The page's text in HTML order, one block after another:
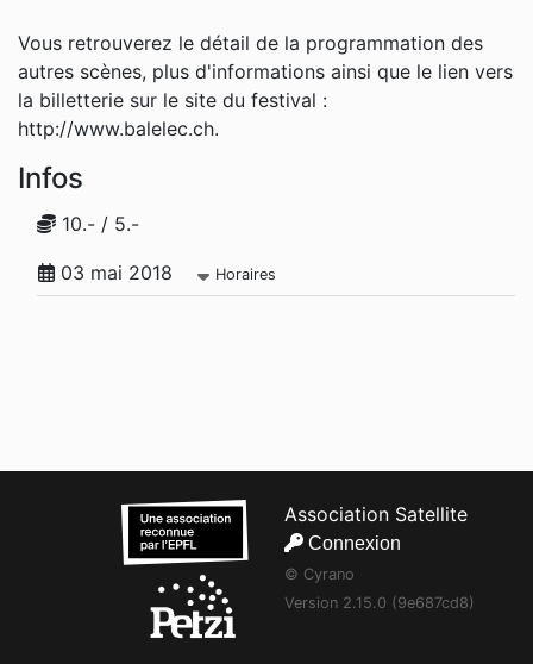
Vous retrouverez le détail de la programmation des
autres scènes, plus d'informations ainsi que le lien vers
la billetterie sur le site du festival :
http://www.balelec.ch.
Infos
10.- / 5.-
03 mai 2018 Horaires
Association Satellite
Connexion
© Cyrano
Version 2.15.0 (9e687cd8)